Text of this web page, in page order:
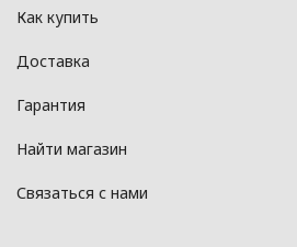
Как купить
Доставка
Гарантия
Найти магазин
Связаться с нами